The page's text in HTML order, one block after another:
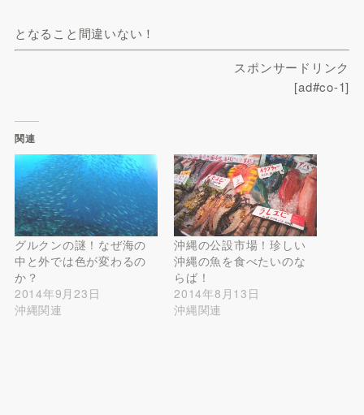
となること間違いない！
スポンサードリンク
[ad#co-1]
関連
グルクンの謎！なぜ海の
中と外では色が変わるの
か？
2014年9月23日
沖縄関連
沖縄の公設市場！珍しい
沖縄の魚を食べたいのな
らば！
2014年8月13日
沖縄関連